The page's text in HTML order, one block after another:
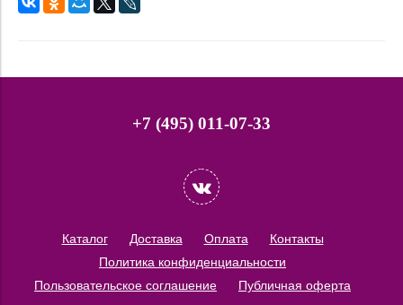
+7 (495) 011-07-33
Каталог Доставка Оплата
Контакты
Политика конфиденциальности
Пользовательское соглашение
Публичная оферта